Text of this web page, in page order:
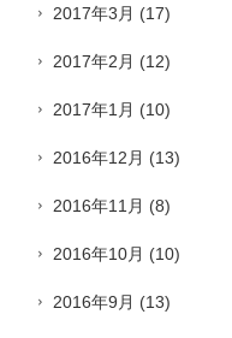
2017年3月 (17)
2017年2月 (12)
2017年1月 (10)
2016年12月 (13)
2016年11月 (8)
2016年10月 (10)
2016年9月 (13)